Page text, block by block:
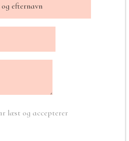
læst og accepterer